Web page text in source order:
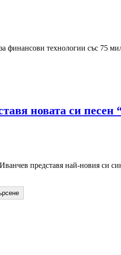
финансови технологии със 75
новата си
представя най-новия си